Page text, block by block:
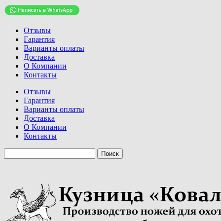
Отзывы
Гарантия
Варианты оплаты
Доставка
О Компании
Контакты
Отзывы
Гарантия
Варианты оплаты
Доставка
О Компании
Контакты